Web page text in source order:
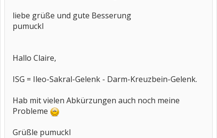
liebe grüße und gute Besserung
pumuckl
Hallo Claire,
ISG = Ileo-Sakral-Gelenk - Darm-Kreuzbein-Gelenk.
Hab mit vielen Abkürzungen auch noch meine
Probleme
Grüßle pumuckl